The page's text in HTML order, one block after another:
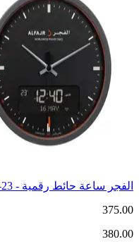
الفجر ساعة حائط رقمية - CR-23
375.00
380.00